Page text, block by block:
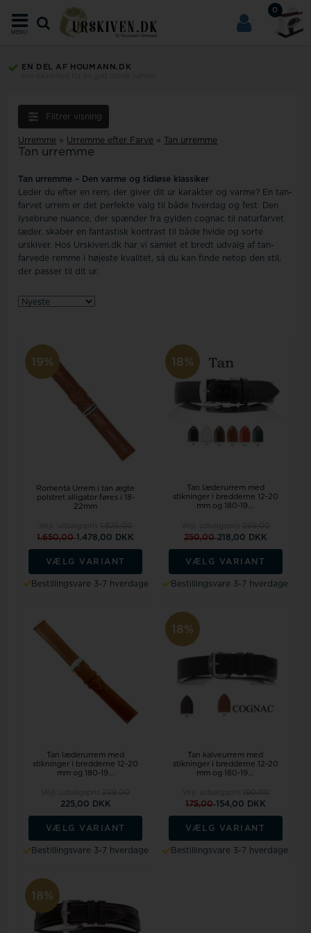
0
MENU
EN DEL AF HOUMANN.DK
Filtrer visning
Urremme » Urremme efter Farve » Tan urremme
Tan urremme
Tan urremme – Den varme og tidløse klassiker
Leder du efter en rem, der giver dit ur karakter og varme? En tan-
farvet urrem er det perfekte valg til både hverdag og fest. Den
lysebrune nuance, der spænder fra gylden cognac til naturfarvet
læder, skaber en fantastisk kontrast til både hvide og sorte
urskiver. Hos Urskiven.dk har vi samlet et bredt udvalg af tan-
farvede remme i højeste kvalitet, så du kan finde netop den stil,
der passer til dit ur.
19%
Romenta Urrem i tan ægte
polstret alligator føres i 18-
22mm
1.650,001.478,00 DKK
VÆLG VARIANT
Bestillingsvare 3-7 hverdage
18%
Tan læderurrem med
stikninger i bredderne 12-20
mm og 180-19...
250,00218,00 DKK
VÆLG VARIANT
Bestillingsvare 3-7 hverdage
Tan læderurrem med
stikninger i bredderne 12-20
mm og 180-19...
225,00 DKK
VÆLG VARIANT
Bestillingsvare 3-7 hverdage
18%
Tan kalveurrem med
stikninger i bredderne 12-20
mm og 180-19...
175,00154,00 DKK
VÆLG VARIANT
Bestillingsvare 3-7 hverdage
18%